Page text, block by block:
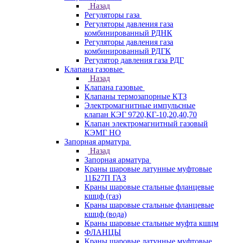
Назад
Регуляторы газа
Регуляторы давления газа
комбинированный РДНК
Регуляторы давления газа
комбинированный РДГК
Регулятор давления газа РДГ
Клапана газовые
Назад
Клапана газовые
Клапаны термозапорные КТЗ
Электромагнитные импульсные
клапан КЭГ 9720,КГ-10,20,40,70
Клапан электромагнитный газовый
КЭМГ НО
Запорная арматура
Назад
Запорная арматура
Краны шаровые латунные муфтовые
11Б27П ГАЗ
Краны шаровые стальные фланцевые
кшцф (газ)
Краны шаровые стальные фланцевые
кшцф (вода)
Краны шаровые стальные муфта кшцм
ФЛАНЦЫ
Краны шаровые латунные муфтовые